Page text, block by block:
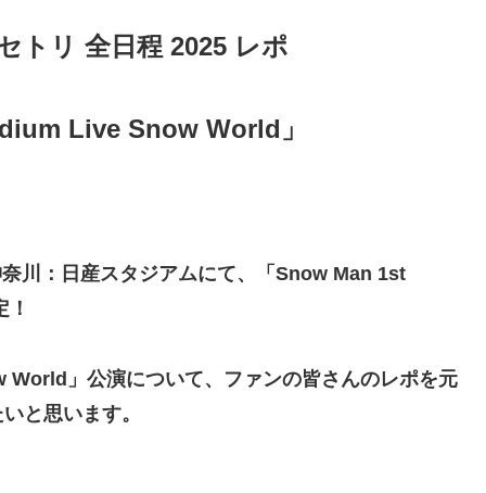
トリ 全日程 2025 レポ
Live Snow World」
川：日産スタジアムにて、「Snow Man 1st
」公演について、ファンの皆さんのレポを元
と思います。